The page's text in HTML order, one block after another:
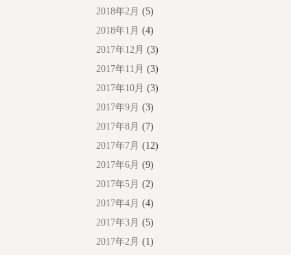
2018年2月 (5)
2018年1月 (4)
2017年12月 (3)
2017年11月 (3)
2017年10月 (3)
2017年9月 (3)
2017年8月 (7)
2017年7月 (12)
2017年6月 (9)
2017年5月 (2)
2017年4月 (4)
2017年3月 (5)
2017年2月 (1)